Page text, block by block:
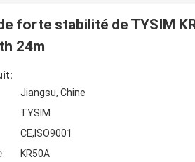
forte stabilité de TYSIM
24m
Jiangsu, Chine
TYSIM
CE,ISO9001
KR50A